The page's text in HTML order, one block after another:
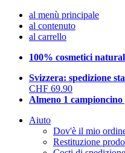
al menù principale
al contenuto
al carrello
100% cosmetici
Svizzera: spedizione
CHF 69.90
Almeno 1
Aiuto
Dov'è il mio
Restituzione